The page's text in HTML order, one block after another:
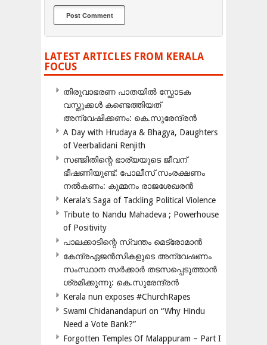
LATEST ARTICLES FROM KERALA
FOCUS
തിരുവാഭരണ പാതയിൽ സ്ഫോടക
വസ്തുക്കൾ കണ്ടെത്തിയത്
അന്വേഷിക്കണം: കെ.സുരേന്ദ്രൻ
A Day with Hrudaya & Bhagya, Daughters
of Veerbalidani Renjith
സഞ്ജിതിന്റെ ഭാര്യയുടെ ജീവന്
ഭീഷണിയുണ്ട്: പോലീസ് സംരക്ഷണം
നൽകണം: കുമ്മനം രാജശേഖരൻ
Kerala’s Saga of Tackling Political Violence
Tribute to Nandu Mahadeva ; Powerhouse
of Positivity
പാലക്കാടിന്റെ സ്വന്തം മെട്രോമാൻ
കേന്ദ്രഏജൻസികളുടെ അന്വേഷണം
സംസ്ഥാന സർക്കാർ തടസപ്പെടുത്താൻ
ശ്രമിക്കുന്നു: കെ.സുരേന്ദ്രൻ
Kerala nun exposes #ChurchRapes
Swami Chidanandapuri on “Why Hindu
Need a Vote Bank?”
Forgotten Temples Of Malappuram – Part I